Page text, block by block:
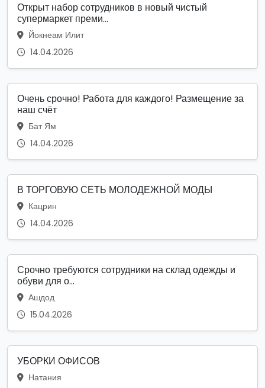
Открыт набор сотрудников в новый чистый
супермаркет преми...
Йокнеам Илит
14.04.2026
Очень срочно! Работа для каждого! Размещение за
наш счёт
Бат Ям
14.04.2026
В ТОРГОВУЮ СЕТЬ МОЛОДЕЖНОЙ МОДЫ
Кацрин
14.04.2026
Срочно требуются сотрудники на склад одежды и
обуви для о...
Ашдод
15.04.2026
УБОРКИ ОФИСОВ
Натания